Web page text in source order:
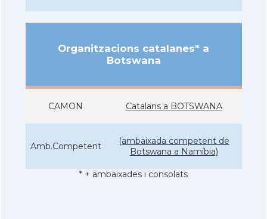
Organitzacions catalanes* a
Botswana
CAMON Catalans a BOTSWANA
Amb.Competent
(ambaixada competent de
Botswana a Namíbia)
* + ambaixades i consolats